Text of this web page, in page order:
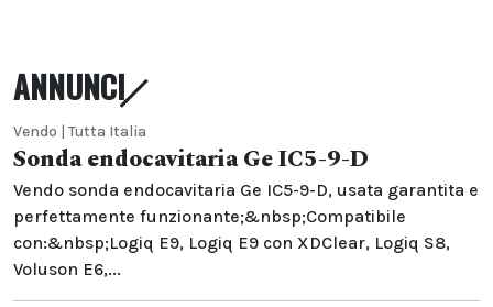
ANNUNCI
Vendo | Tutta Italia
Sonda endocavitaria Ge IC5-9-D
Vendo sonda endocavitaria Ge IC5-9-D, usata garantita e
perfettamente funzionante;&nbsp;Compatibile
con:&nbsp;Logiq E9, Logiq E9 con XDClear, Logiq S8,
Voluson E6,...